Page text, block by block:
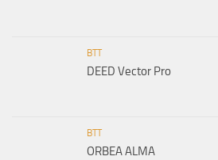
BTT
DEED Vector Pro
BTT
ORBEA ALMA